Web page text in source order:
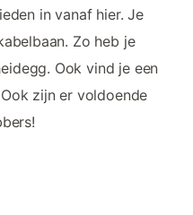
in vanaf hier. Je
Zo heb je
Ook vind je een
zijn er voldoende